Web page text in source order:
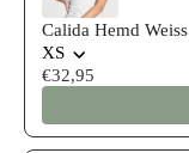
Calida Hemd Weiss
XS
€32,95